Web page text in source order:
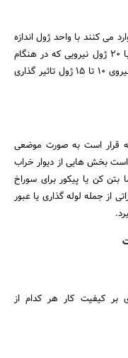
می کنند با واحد ژول اندازه
گرفته می شود. به همین دلیل چکش تخریب با 20 ژول نیرویی که در هنگام
کار به سطح وارد می کند نسبت به بتن کن با نیروی 10 تا 15 ژول تاثیر گذاری
قرار است به صورت موضعی
بخش هایی از دیوار خراب
کن یا پیکور برای سوراخ
از جمله لوله گذاری یا عبور
بر کیفیت کار هر کدام از